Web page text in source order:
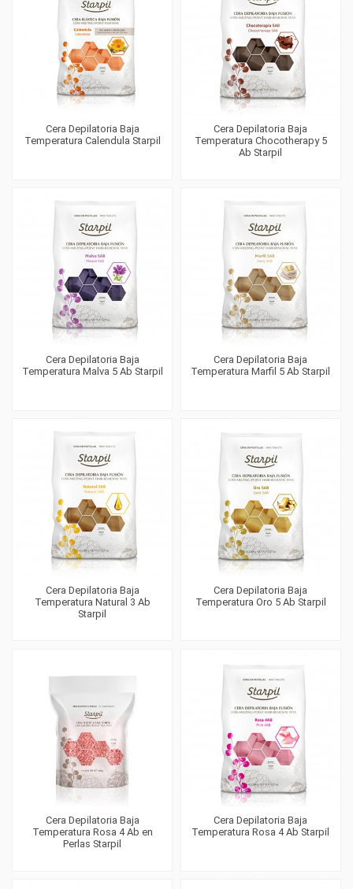
Cera Depilatoria Baja
Temperatura Calendula Starpil
Cera Depilatoria Baja
Temperatura Chocotherapy 5
Ab Starpil
Cera Depilatoria Baja
Temperatura Malva 5 Ab Starpil
Cera Depilatoria Baja
Temperatura Marfil 5 Ab Starpil
Cera Depilatoria Baja
Temperatura Natural 3 Ab
Starpil
Cera Depilatoria Baja
Temperatura Oro 5 Ab Starpil
Cera Depilatoria Baja
Temperatura Rosa 4 Ab en
Perlas Starpil
Cera Depilatoria Baja
Temperatura Rosa 4 Ab Starpil